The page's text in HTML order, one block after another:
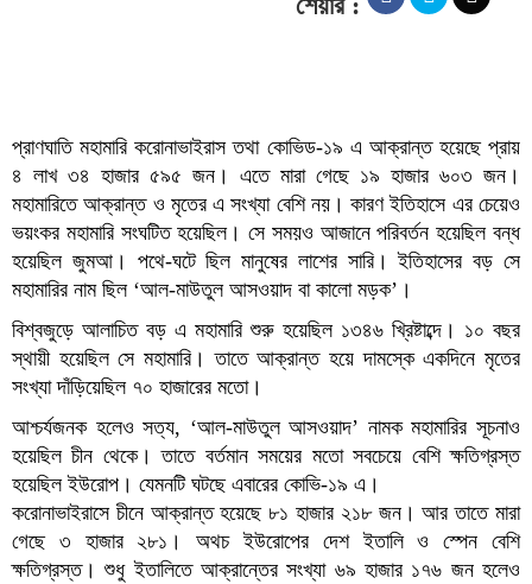
প্রাণঘাতি মহামারি করোনাভাইরাস তথা কোভিড-১৯ এ আক্রান্ত হয়েছে প্রায়
৪ লাখ ৩৪ হাজার ৫৯৫ জন। এতে মারা গেছে ১৯ হাজার ৬০৩ জন।
মহামারিতে আক্রান্ত ও মৃতের এ সংখ্যা বেশি নয়। কারণ ইতিহাসে এর চেয়েও
ভয়ংকর মহামারি সংঘটিত হয়েছিল। সে সময়ও আজানে পরিবর্তন হয়েছিল বন্ধ
হয়েছিল জুমআ। পথে-ঘটে ছিল মানুষের লাশের সারি। ইতিহাসের বড় সে
মহামারির নাম ছিল ‘আল-মাউতুল আসওয়াদ বা কালো মড়ক’।
বিশ্বজুড়ে আলাচিত বড় এ মহামারি শুরু হয়েছিল ১৩৪৬ খ্রিষ্টাব্দে। ১০ বছর
স্থায়ী হয়েছিল সে মহামারি। তাতে আক্রান্ত হয়ে দামস্কে একদিনে মৃতের
সংখ্যা দাঁড়িয়েছিল ৭০ হাজারের মতো।
আশ্চর্যজনক হলেও সত্য, ‘আল-মাউতুল আসওয়াদ’ নামক মহামারির সূচনাও
হয়েছিল চীন থেকে। তাতে বর্তমান সময়ের মতো সবচেয়ে বেশি ক্ষতিগ্রস্ত
হয়েছিল ইউরোপ। যেমনটি ঘটছে এবারের কোভি-১৯ এ।
করোনাভাইরাসে চীনে আক্রান্ত হয়েছে ৮১ হাজার ২১৮ জন। আর তাতে মারা
গেছে ৩ হাজার ২৮১। অথচ ইউরোপের দেশ ইতালি ও স্পেন বেশি
ক্ষতিগ্রস্ত। শুধু ইতালিতে আক্রান্তের সংখ্যা ৬৯ হাজার ১৭৬ জন হলেও